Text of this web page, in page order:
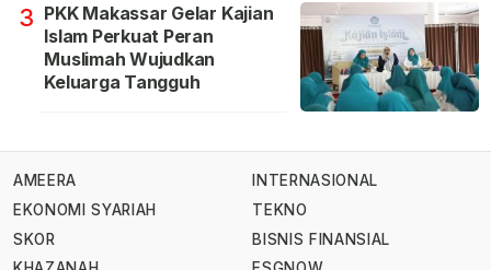
3 PKK Makassar Gelar Kajian
Islam Perkuat Peran
Muslimah Wujudkan
Keluarga Tangguh
AMEERA
EKONOMI SYARIAH
SKOR
INTERNASIONAL
TEKNO
BISNIS FINANSIAL